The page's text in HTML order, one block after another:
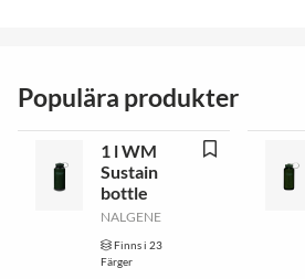
Populära produkter
1 l WM
Sustain
bottle
NALGENE
Finns i 23
Färger